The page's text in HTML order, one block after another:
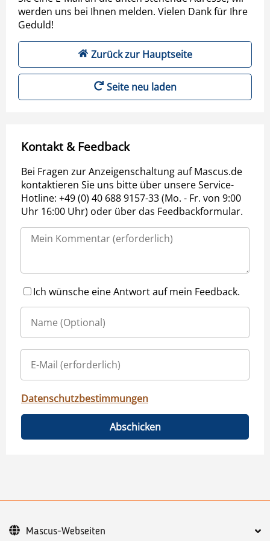
werden uns bei Ihnen melden. Vielen Dank für Ihre
Geduld!
Zurück zur Hauptseite
Seite neu laden
Kontakt & Feedback
Bei Fragen zur Anzeigenschaltung auf Mascus.de
kontaktieren Sie uns bitte über unsere Service-
Hotline: +49 (0) 40 688 9157-33 (Mo. - Fr. von 9:00
Uhr 16:00 Uhr) oder über das Feedbackformular.
Ich wünsche eine Antwort auf mein Feedback.
Datenschutzbestimmungen
Abschicken
Mascus-Webseiten